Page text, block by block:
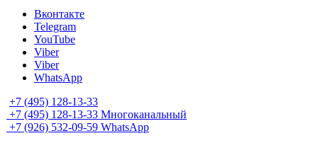
Вконтакте
Telegram
YouTube
Viber
Viber
WhatsApp
+7 (495) 128-13-33
+7 (495) 128-13-33 Многоканальный
+7 (926) 532-09-59 WhatsApp